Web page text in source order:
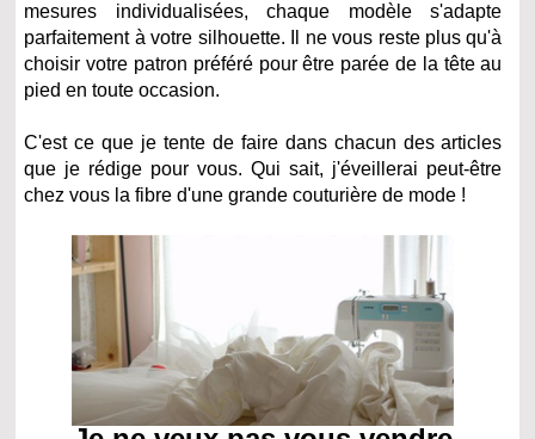
mesures individualisées, chaque modèle s'adapte
parfaitement à votre silhouette. Il ne vous reste plus qu'à
choisir votre patron préféré pour être parée de la tête au
pied en toute occasion.
C'est ce que je tente de faire dans chacun des articles
que je rédige pour vous. Qui sait, j'éveillerai peut-être
chez vous la fibre d'une grande couturière de mode !